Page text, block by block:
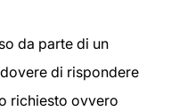
da parte di un
di rispondere
richiesto ovvero